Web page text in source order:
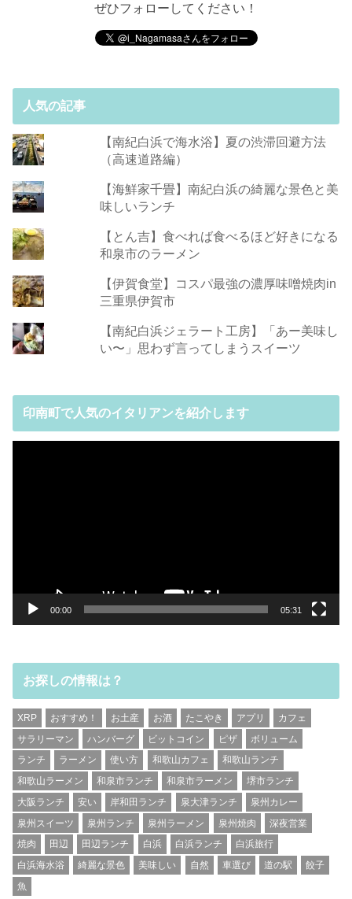
ぜひフォローしてください！
人気の記事
【南紀白浜で海水浴】夏の渋滞回避方法
（高速道路編）
【海鮮家千畳】南紀白浜の綺麗な景色と美
味しいランチ
【とん吉】食べれば食べるほど好きになる
和泉市のラーメン
【伊賀食堂】コスパ最強の濃厚味噌焼肉in
三重県伊賀市
【南紀白浜ジェラート工房】「あー美味し
い〜」思わず言ってしまうスイーツ
印南町で人気のイタリアンを紹介します
00:00 05:31
お探しの情報は？
XRP おすすめ！ お土産 お酒 たこやき アプリ
カフェ
サラリーマン
ハンバーグ ビットコイン ピザ
ボリューム
ランチ
ラーメン 使い方 和歌山カフェ
和歌山ランチ
和歌山ラーメン
和泉市ランチ 和泉市ラーメン
堺市ランチ
大阪ランチ
安い 岸和田ランチ 泉大津ランチ
泉州カレー
泉州スイーツ
泉州ランチ 泉州ラーメン 泉州焼肉
深夜営業
焼肉
田辺 田辺ランチ 白浜 白浜ランチ
白浜旅行
白浜海水浴
綺麗な景色 美味しい 自然 車選び 道の駅
餃子
魚